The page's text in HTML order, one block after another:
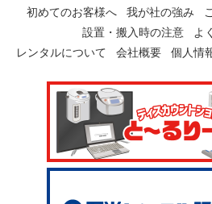
初めてのお客様へ
我が社の強み
設置・搬入時の注意
よ
レンタルについて
会社概要 個人情